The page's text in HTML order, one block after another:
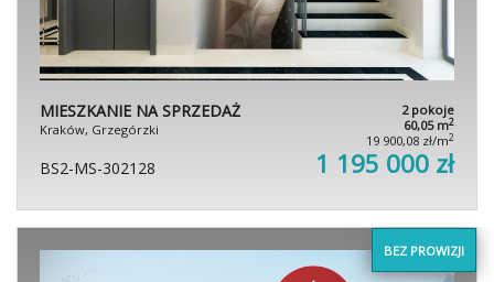
MIESZKANIE NA SPRZEDAŻ
Kraków, Grzegórzki
2 pokoje
60,05 m2
19 900,08 zł/m2
BS2-MS-302128 1 195 000 zł
BEZ PROWIZJI